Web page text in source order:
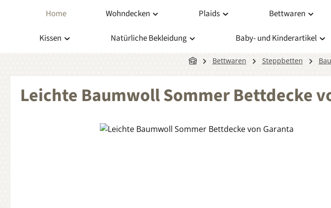
Home Wohndecken Plaids Bettwaren
Kissen Natürliche Bekleidung Baby- und Kinderartikel
Bettwaren Steppbetten
Leichte Baumwoll Sommer Bettdecke
Bildergalerie überspringen